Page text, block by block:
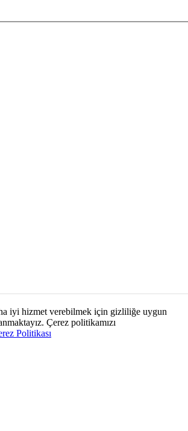
iyi hizmet verebilmek için gizliliğe uygun
Çerez politikamızı
Politikası